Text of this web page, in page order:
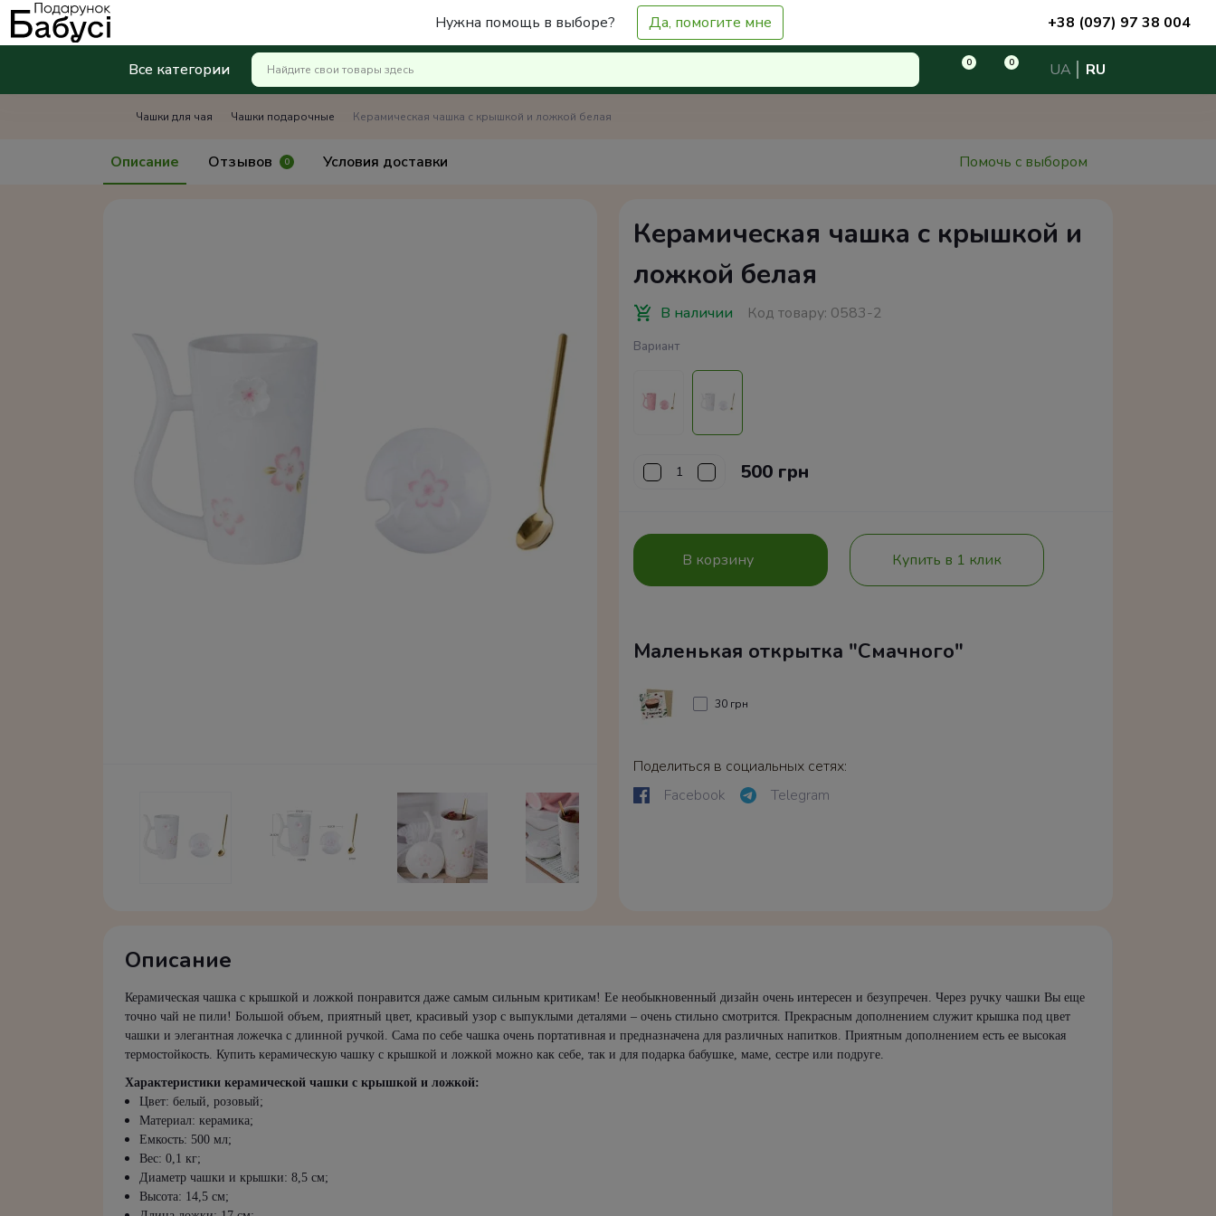
Нужна помощь в выборе? Да, помогите мне +38 (097) 97 38 004
Все категории 0 0 UA RU
Чашки для чая Чашки подарочные Керамическая чашка с крышкой и ложкой белая
Описание Отзывов 0 Условия доставки Помочь с выбором
Керамическая чашка с крышкой и
ложкой белая
В наличии Код товару: 0583-2
Вариант
500 грн
В корзину Купить в 1 клик
Маленькая открытка "Смачного"
30 грн
Поделиться в социальных сетях:
Facebook
Telegram
Описание
Керамическая чашка с крышкой и ложкой понравится даже самым сильным критикам! Ее необыкновенный дизайн очень интересен и безупречен. Через ручку чашки Вы еще
точно чай не пили! Большой объем, приятный цвет, красивый узор с выпуклыми деталями – очень стильно смотрится. Прекрасным дополнением служит крышка под цвет
чашки и элегантная ложечка с длинной ручкой. Сама по себе чашка очень портативная и предназначена для различных напитков. Приятным дополнением есть ее высокая
термостойкость. Купить керамическую чашку с крышкой и ложкой можно как себе, так и для подарка бабушке, маме, сестре или подруге.
Характеристики керамической чашки с крышкой и ложкой:
Цвет: белый, розовый;
Материал: керамика;
Емкость: 500 мл;
Вес: 0,1 кг;
Диаметр чашки и крышки: 8,5 см;
Высота: 14,5 см;